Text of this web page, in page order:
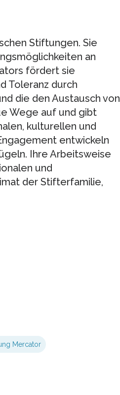
Stiftungen. Sie
an
fördert sie
Toleranz durch
die den Austausch von
Wege auf und gibt
kulturellen und
entwickeln
Ihre Arbeitsweise
und
der Stifterfamilie,
Mercator